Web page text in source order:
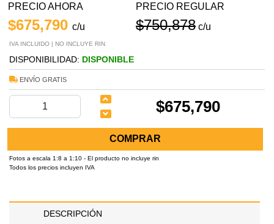
PRECIO AHORA
$675,790 c/u
PRECIO REGULAR
$750,878 c/u
IVA INCLUIDO | NO INCLUYE RIN
DISPONIBILIDAD: DISPONIBLE
ENVÍO GRATIS
$675,790
COMPRAR
Fotos a escala 1:8 a 1:10 - El producto no incluye rin
Todos los precios incluyen IVA
DESCRIPCIÓN